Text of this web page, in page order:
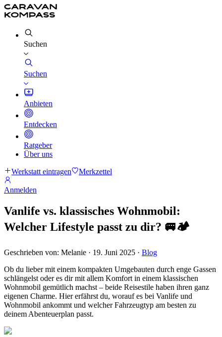
Suchen
Suchen
Anbieten
Entdecken
Ratgeber
Über uns
Werkstatt eintragen Merkzettel
Anmelden
Vanlife vs. klassisches Wohnmobil:
Welcher Lifestyle passt zu dir? 🚐🏕️
Geschrieben von: Melanie · 19. Juni 2025 · Blog
Ob du lieber mit einem kompakten Umgebauten durch enge Gassen
schlängelst oder es dir mit allem Komfort in einem klassischen
Wohnmobil gemütlich machst – beide Reisestile haben ihren ganz
eigenen Charme. Hier erfährst du, worauf es bei Vanlife und
Wohnmobil ankommt und welcher Fahr­zeug­typ am besten zu
deinem Abenteuer­plan passt.